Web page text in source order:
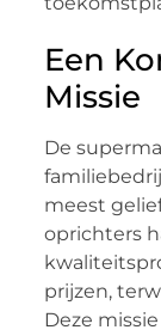
Een
Missie
De
meest
oprichters
prijzen,
Deze